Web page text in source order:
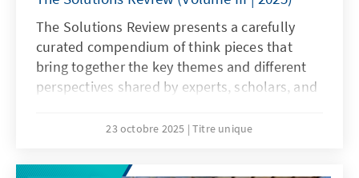
The Solutions Review presents a carefully
curated compendium of think pieces that
bring together the key themes and different
perspectives shared by experts, scholars, and
Conference.23 octobre 2025 Titre unique